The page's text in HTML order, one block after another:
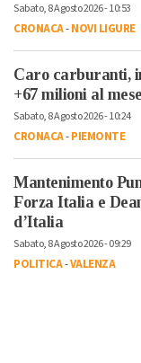
Sabato, 8 Agosto 2026 - 10:53
CRONACA-NOVI LIGURE
Caro carburanti,
+67 milioni al
Sabato, 8 Agosto 2026 - 10:24
CRONACA-PIEMONTE
Mantenimento
Forza Italia e
d’Italia
Sabato, 8 Agosto 2026 - 09:29
POLITICA-VALENZA